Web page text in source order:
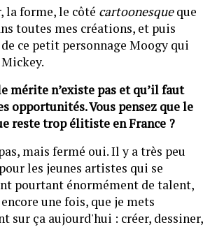
la forme, le côté cartoonesqueque
toutes mes créations, et puis
ce petit personnage Moogy qui
mérite n’existe pas et qu’il faut
opportunités. Vous pensez que le
reste trop élitiste en France ?
mais fermé oui. Il y a très peu
les jeunes artistes qui se
pourtant énormément de talent,
une fois, que je mets
sur ça aujourd'hui : créer, dessiner,